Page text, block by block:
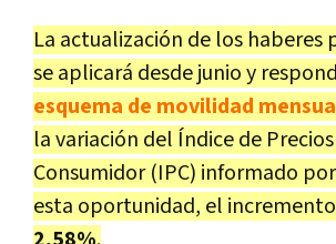
La actualización de los haberes
se aplicará desde junio y
esquema de movilidad
la variación del Índice de
Consumidor (IPC) informado
esta oportunidad, el